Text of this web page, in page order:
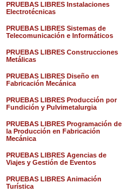
PRUEBAS LIBRES Instalaciones
Electrotécnicas
PRUEBAS LIBRES Sistemas de
Telecomunicación e Informáticos
PRUEBAS LIBRES Construcciones
Metálicas
PRUEBAS LIBRES Diseño en
Fabricación Mecánica
PRUEBAS LIBRES Producción por
Fundición y Pulvimetalurgia
PRUEBAS LIBRES Programación de
la Producción en Fabricación
Mecánica
PRUEBAS LIBRES Agencias de
Viajes y Gestión de Eventos
PRUEBAS LIBRES Animación
Turística